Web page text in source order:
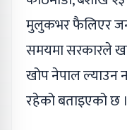
मुलुकभर फैलिएर
समयमा सरकारले
खोप नेपाल ल्याउन
रहेको बताइएको छ ।